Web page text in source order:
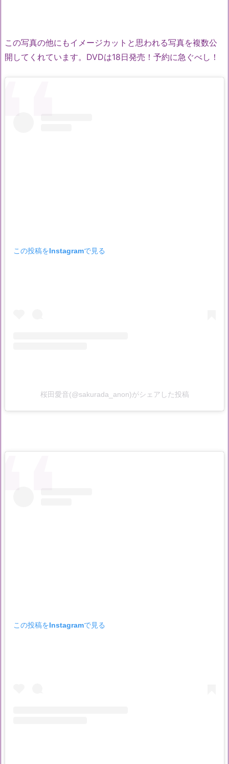
この写真の他にもイメージカットと思われる写真を複数公
開してくれています。DVDは18日発売！予約に急ぐべし！
この投稿をInstagramで見る
桜田愛音(@sakurada_anon)がシェアした投稿
この投稿をInstagramで見る